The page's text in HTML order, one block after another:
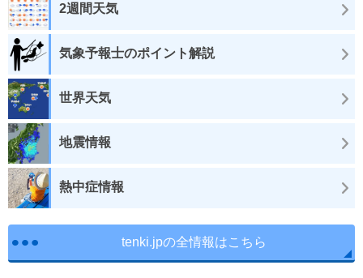
2週間天気
気象予報士のポイント解説
世界天気
地震情報
熱中症情報
tenki.jpの全情報はこちら